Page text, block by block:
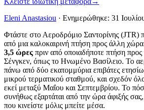
Eleni Anastasiou · Ενημερώθηκε: 31
Φτάστε στο Αεροδρόμιο Σαντορίνης (JTR)
από μια καλοκαιρινή πτήση προς άλλη χώρα
3,5 ώρες πριν από οποιαδήποτε πτήση
Σένγκεν, όπως το Ηνωμένο Βασίλειο. Το
πάνω από δύο εκατομμύρια επιβάτες
μικρού τερματικού σταθμού, και σχεδόν
εκεί μεταξύ Μαΐου και Σεπτεμβρίου. Το
συνήθως εξαρτάται από την ώρα άφιξής
που κινείστε μόλις μπείτε μέσα.